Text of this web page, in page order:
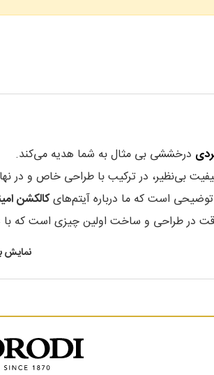
درخششی بی مثال به شما هدیه می‌کند.
کیفیت بی‌نظیر، در ترکیب با طراحی خاص و
است که ما درباره آیتم‌‌هایکالکشن
در طراحی و ساخت اولین چیزی است که با
هر برشی به جزبرش برلیانمحسوب
می‌کنند و جای خود را در دل عاشقان طلا و
نمایش